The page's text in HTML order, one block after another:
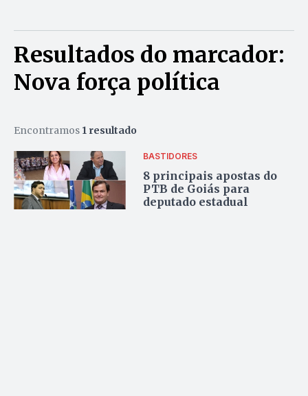
Resultados do marcador:
Nova força política
Encontramos 1 resultado
BASTIDORES
8 principais apostas do
PTB de Goiás para
deputado estadual